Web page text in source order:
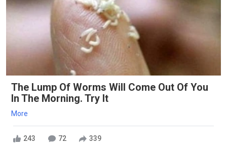
The Lump Of Worms Will Come Out Of You
In The Morning. Try It
More
243 72 339